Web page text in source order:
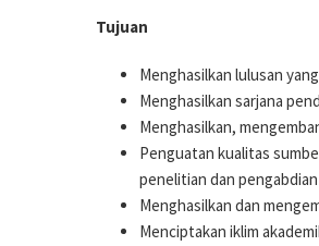
Tujuan
Menghasilkan lulusan
Menghasilkan sarjana
Menghasilkan,
Penguatan kualitas
penelitian dan
Menghasilkan dan
Menciptakan iklim